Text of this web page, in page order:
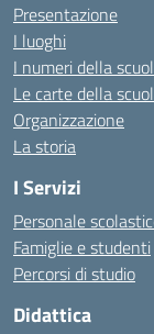
Presentazione
I luoghi
I numeri della
Le carte della
Organizzazione
La storia
I Servizi
Personale
Famiglie e studenti
Percorsi di studio
Didattica